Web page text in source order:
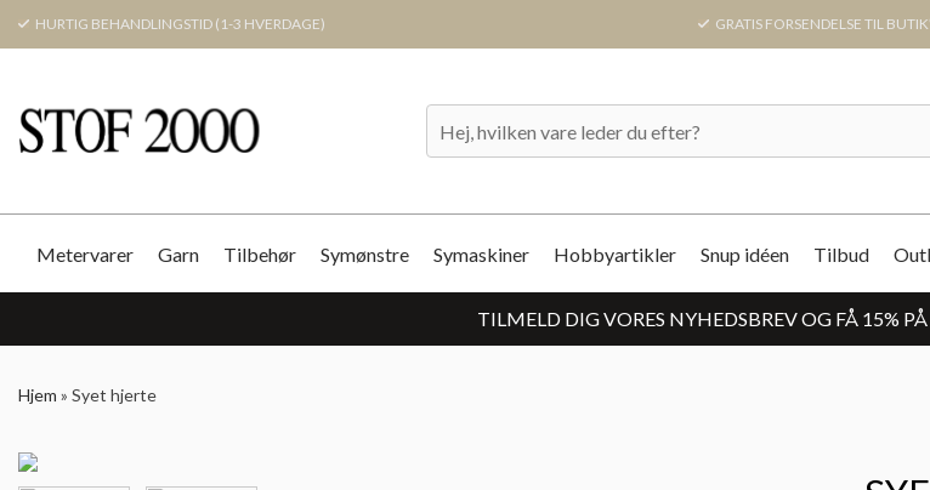
HURTIG BEHANDLINGSTID (1-3 HVERDAGE) GRATIS FORSENDELSE TIL
Metervarer Garn Tilbehør Symønstre Symaskiner Hobbyartikler Snup idéen Tilbud
TILMELD DIG VORES NYHEDSBREV OG FÅ 15%
Hjem » Syet hjerte